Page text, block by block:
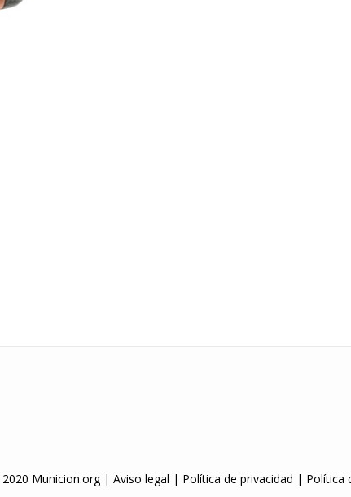
Municion.org | Aviso legal | Política de privacidad | Política